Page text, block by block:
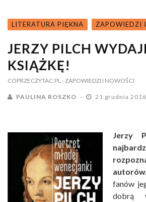
LITERATURA PIĘKNA ZAPOWIEDZI
JERZY PILCH
KSIĄŻKĘ!
COPRZECZYTAC.PL - ZAPOWIEDZI I NOWOŚCI
PAULINA ROSZKO 21 grudnia 2016
Jerzy
autorów.
fanów
dobrą